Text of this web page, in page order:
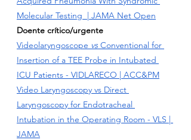
Molecular Testing | JAMA Net Open
Doente crítico/urgente
Videolaryngoscope vs Conventional for
Insertion of a TEE Probe in Intubated
ICU Patients - VIDLARECO | ACC&PM
Video Laryngoscopy vs Direct
Laryngoscopy for Endotracheal
Intubation in the Operating Room - VLS |
JAMA